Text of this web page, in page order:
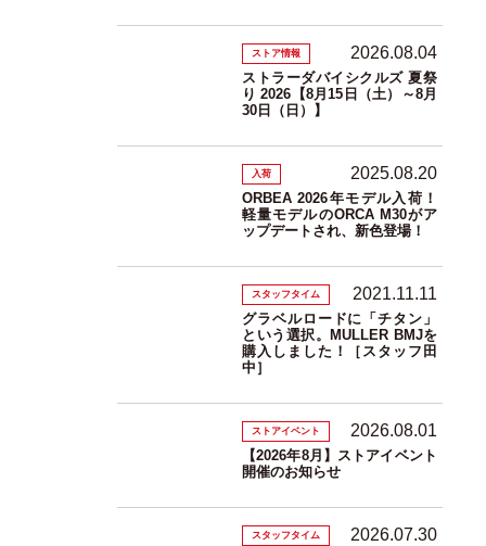
ストア情報 2026.08.04
ストラーダバイシクルズ 夏祭
り 2026【8月15日（土）～8月
30日（日）】
入荷 2025.08.20
ORBEA 2026年モデル入荷！
軽量モデルのORCA M30がア
ップデートされ、新色登場！
スタッフタイム 2021.11.11
グラベルロードに「チタン」
という選択。MULLER BMJを
購入しました！［スタッフ田
中］
ストアイベント 2026.08.01
【2026年8月】ストアイベント
開催のお知らせ
スタッフタイム 2026.07.30